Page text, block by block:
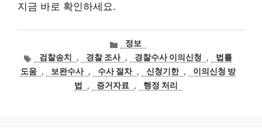
지금 바로 확인하세요.
카
고
리
정보
태
그
검찰송치 , 경찰 조사 , 경찰수사 이의신청 ,
법률
도움 , 보완수사 , 수사 절차 , 신청기한 ,
이의신청 방
법
, 증거자료 , 행정 처리